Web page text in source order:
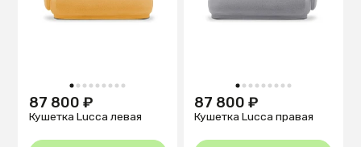
1 2 3 4 5 6 7 8 9
87 800 ₽
Кушетка Lucca левая
1 2 3 4 5 6 7 8 9
87 800 ₽
Кушетка Lucca правая